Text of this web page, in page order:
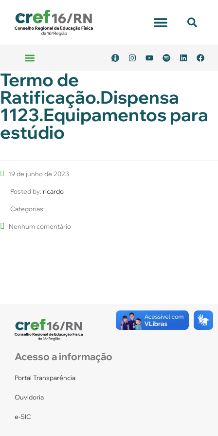
Termo de
Ratificação.Dispensa
1123.Equipamentos para
estúdio
19 de junho de 2023
Posted by: ricardo
Categorias:
Nenhum comentário
Acesso a informação
Portal Transparência
Ouvidoria
e-SIC